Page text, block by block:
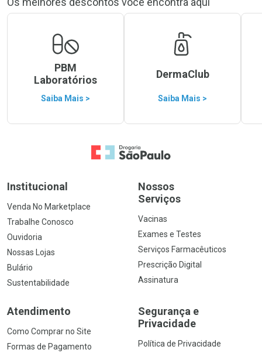
PBM
Laboratórios
Saiba Mais >
DermaClub
Saiba Mais >
Ir para a Home
Institucional
Venda No Marketplace
Trabalhe Conosco
Ouvidoria
Nossas Lojas
Bulário
Sustentabilidade
Nossos
Serviços
Vacinas
Exames e Testes
Serviços Farmacêuticos
Prescrição Digital
Assinatura
Atendimento
Como Comprar no Site
Formas de Pagamento
Segurança e
Privacidade
Política de Privacidade